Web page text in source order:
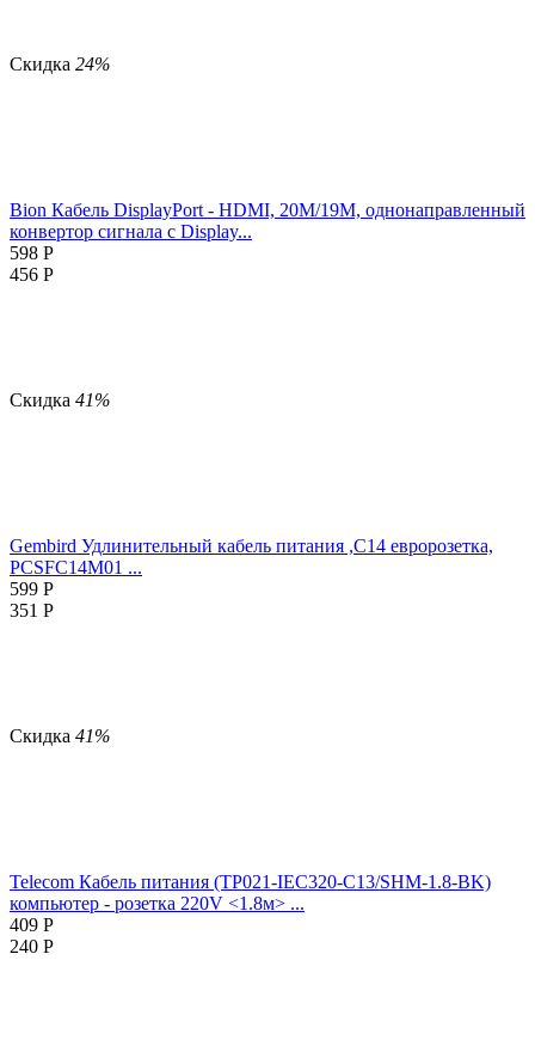
Скидка 24%
Bion Кабель DisplayPort - HDMI, 20M/19M, однонаправленный
конвертор сигнала с Display...
598 Р
456 Р
Скидка 41%
Gembird Удлинительный кабель питания ,C14 евророзетка,
PCSFC14M01 ...
599 Р
351 Р
Скидка 41%
Telecom Кабель питания (TP021-IEC320-C13/SHM-1.8-BK)
компьютер - розетка 220V <1.8м> ...
409 Р
240 Р